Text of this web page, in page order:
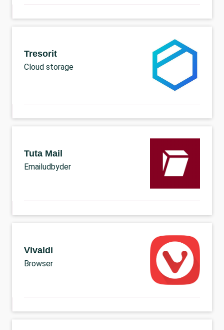
Tresorit
Cloud storage
Tuta Mail
Emailudbyder
Vivaldi
Browser